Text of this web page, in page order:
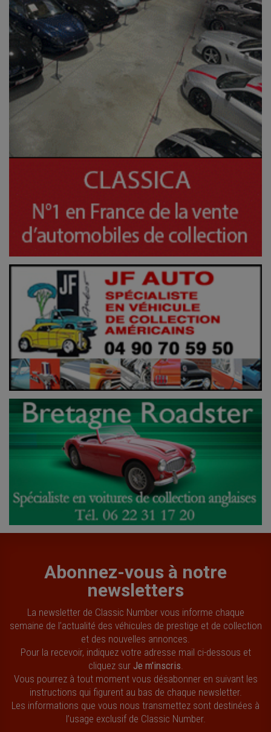
Abonnez-vous à notre
newsletters
La newsletter de Classic Number vous informe chaque
semaine de l’actualité des véhicules de prestige et de collection
et des nouvelles annonces.
Pour la recevoir, indiquez votre adresse mail ci-dessous et
cliquez sur Je m'inscris
Vous pourrez à tout moment vous désabonner en suivant les
instructions qui figurent au bas de chaque newsletter.
Les informations que vous nous transmettez sont destinées à
l’usage exclusif de Classic Number.